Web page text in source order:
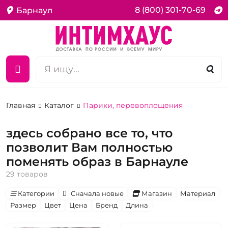
Барнаул 8 (800) 301-70-69
Главная Каталог Парики, перевоплощения
здесь собрано все то, что
позволит Вам полностью
поменять образ в Барнауле
29 товаров
Категории Сначала новые Магазин
Материал
Размер
Цвет Цена Бренд Длина